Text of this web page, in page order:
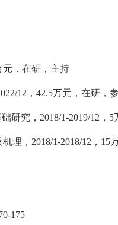
元，在研，主持
12 ， 42.5万元，在研，
研究， 2018/1-2019/12 ， 5
理， 2018/1-2018/12 ， 15
175